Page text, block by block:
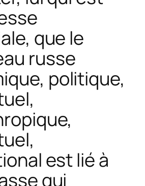
que le
russe
politique,
est lié à
qui